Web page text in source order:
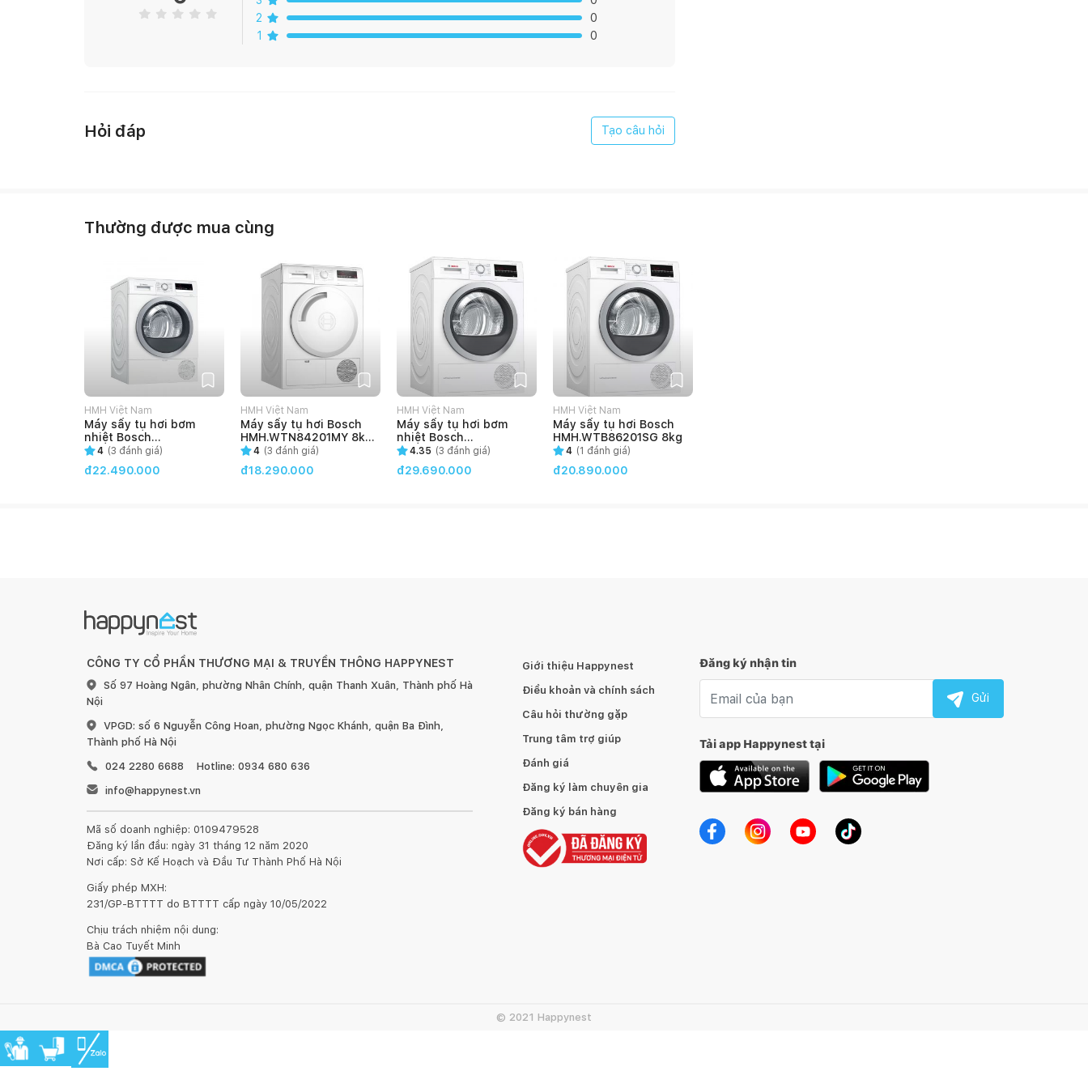
ezDispense™
Hiệu quả năng lượng dẫn đầu thị trường
Đạt được cấp độ A* là phân loại tiết kiệm năng lượng cao nhất theo cấp độ năng lượng EU (A đến G)** với
công nghệ TurboWash™.
Steam™
Ít nhăn hơn và sạch hơn. Công nghệ LG Steam™ giúp loại bỏ 99,9% các chất gây dị ứng, chẳng hạn như mạt
bụi có thể gây dị ứng hoặc các vấn đề về hô hấp, đồng thời giúp giảm nhăn 30.
Độ bền
ThinQ™
Thiết bị thông minh. Với công nghệ ThinQ™, máy giặt của bạn sẽ thông minh hơn từ việc vận hành đồ giặt từ
xa đến việc tải xuống chu trình giặt bổ sung. Dễ dàng tương tác với máy giặt và truy cập các cải tiến mới nhất
với Kết nối Wi-Fi.
Điều khiển đơn giản với Trợ lý giọng nói
Nói rõ cho máy giặt của bạn biết bạn cần gì, khi nào bạn cần. Hỏi "Giặt chu trình nào rồi?", loa AI sẽ nghe và
kiểm tra chu trình để trả lời cho bạn.
2
0
1
0
Hỏi đáp Tạo câu hỏi
Thường được mua cùng
HMH Việt Nam
Máy sấy tụ hơi bơm
nhiệt Bosch
HMH.WTR85V00SG 8kg
4 (3 đánh giá)
đ22.490.000
HMH Việt Nam
Máy sấy tụ hơi Bosch
HMH.WTN84201MY 8kg
mặt nhựa kín
4 (3 đánh giá)
đ18.290.000
HMH Việt Nam
Máy sấy tụ hơi bơm
nhiệt Bosch
HMH.WTW85400SG 9kg
4.35 (3 đánh giá)
đ29.690.000
HMH Việt Nam
Máy sấy tụ hơi Bosch
HMH.WTB86201SG 8kg
4 (1 đánh giá)
đ20.890.000
CÔNG TY CỔ PHẦN THƯƠNG MẠI & TRUYỀN THÔNG HAPPYNEST
Số 97 Hoàng Ngân, phường Nhân Chính, quận Thanh Xuân, Thành phố Hà
Nội
VPGD: số 6 Nguyễn Công Hoan, phường Ngọc Khánh, quận Ba Đình,
Thành phố Hà Nội
024 2280 6688
Hotline: 0934 680 636
info@happynest.vn
Mã số doanh nghiệp: 0109479528
Đăng ký lần đầu: ngày 31 tháng 12 năm 2020
Nơi cấp: Sở Kế Hoạch và Đầu Tư Thành Phố Hà Nội
Giấy phép MXH:
231/GP-BTTTT do BTTTT cấp ngày 10/05/2022
Chịu trách nhiệm nội dung:
Bà Cao Tuyết Minh
Giới thiệu Happynest
Điều khoản và chính sách
Câu hỏi thường gặp
Trung tâm trợ giúp
Đánh giá
Đăng ký làm chuyên gia
Đăng ký bán hàng
Đăng ký nhận tin
Gửi
Tải app Happynest tại
© 2021 Happynest